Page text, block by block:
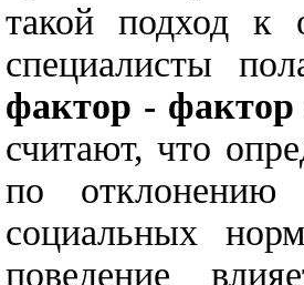
такой подход к
специалисты
фактор - фактор
считают, что
по отклонению
социальных
поведение